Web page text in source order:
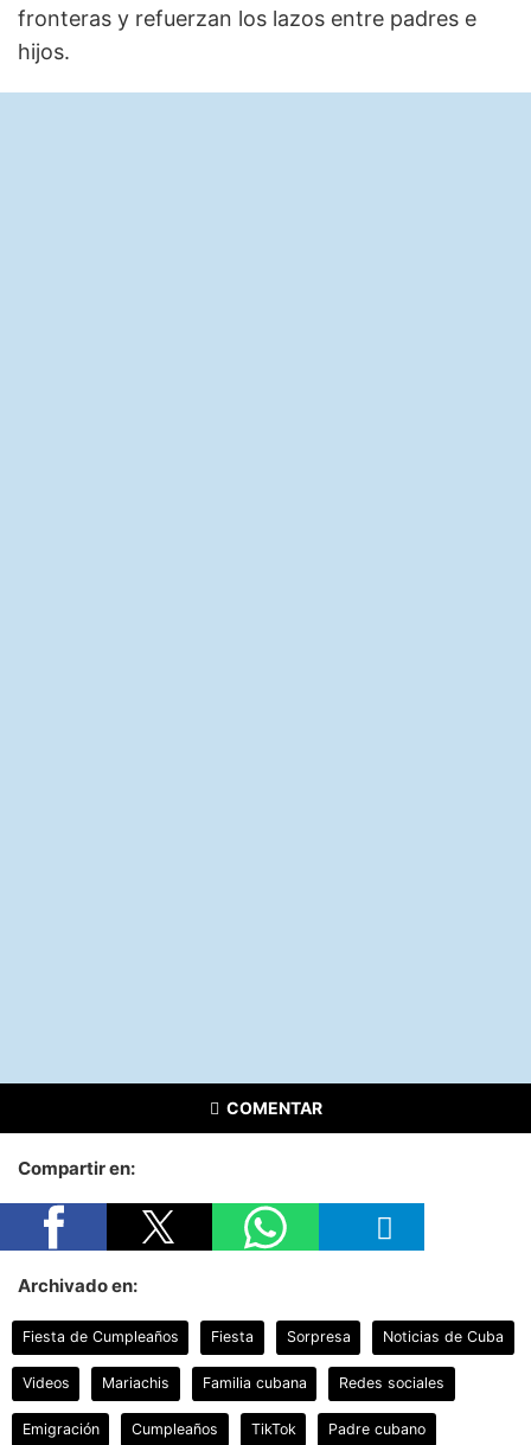
fronteras y refuerzan los lazos entre padres e
hijos.
COMENTAR
Compartir en:
Archivado en:
Fiesta de Cumpleaños Fiesta Sorpresa Noticias de Cuba
Videos Mariachis Familia cubana Redes sociales
Emigración Cumpleaños TikTok Padre cubano